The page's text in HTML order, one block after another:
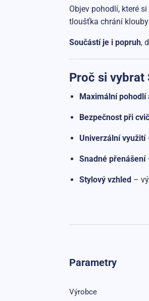
Objev pohodlí, které
tloušťka chrání
Součástí je i popruh,
Proč si vybrat
Maximální pohodlí
Bezpečnost při
Univerzální využití
Snadné přenášení
Stylový vzhled–
Parametry
Výrobce